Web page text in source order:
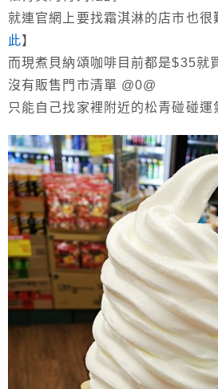
就連官網上要找霜淇淋的店市也很
此】
而現煮貝納頌咖啡目前都是$35就
沒有販售門市清單 @0@
只能自己找家裡附近的松青碰碰運